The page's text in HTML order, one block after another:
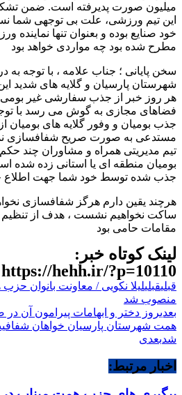
میلیون صورت پدیرفته است. ضمن
این تیم ورزشی، علت بی توجهی شما
خود صنایع بوده و بعنوان تنها
مطرح شده بود چه مواردی خواهد بود
سخن پایانی ؛ جناب علامه ، با توجه به
شهرستان پارسیان و گلایه های شدید
هر روز خبر از جذب سفارشی غیر بومی
فضاهای مجازی به گوش می رسد با
جذب بومیان و وفور گلایه های بومیان
مستدعی به صورت صریح شفافسازی
تیم مدیریتی همراه و مشاوران چند
جذب شده توسط خود شما جهت اطلاع
هرچند یقین دارم هرگز شفافسازی
ساکت نخواهیم نشست ، هدف از تنظیم
مقامات حامی بود
لینک کوتاه خبر:
https://hehh.ir/?p=10110
قبلیقبلیلیلا نکویی / معاونت بانوان
منصوب شد
بعدیروز دختر و ابهامات پیرامون آن در
همت شهرستان پارسیان خواهان
شدبعدی
اخبار مرتبط: